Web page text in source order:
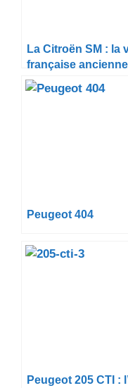
La Citroën SM : la
française
mythique
Peugeot 404
Peugeot 205 CTI :